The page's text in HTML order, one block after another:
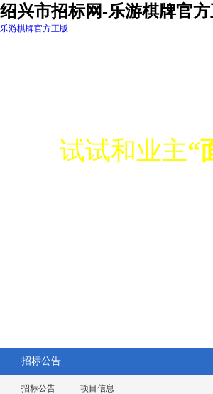
绍兴市招标网-乐游棋牌官
乐游棋牌官方正版
试试和业主“
招标公告
招标公告 项目信息